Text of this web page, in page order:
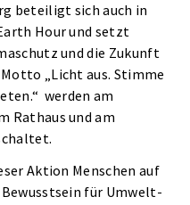
beteiligt sich auch in
Hour und setzt
und die Zukunft
„Licht aus. Stimme
werden am
Rathaus und am
Aktion Menschen auf
für Umwelt-